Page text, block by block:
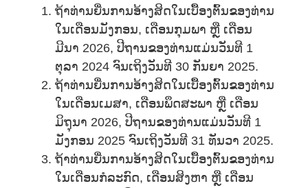
ຖ້າທ່ານຍື່ນການອ້າງສິດໃນເບື້ອງຕົ້ນຂອງທ່ານ
ໃນເດືອນມັງກອນ, ເດືອນກຸມພາ ຫຼື ເດືອນ
ມີນາ 2026, ປີຖານຂອງທ່ານແມ່ນວັນທີ 1
ຕຸລາ 2024 ຈົນເຖິງວັນທີ 30 ກັນຍາ 2025.
ຖ້າທ່ານຍື່ນການອ້າງສິດໃນເບື້ອງຕົ້ນຂອງທ່ານ
ໃນເດືອນເມສາ, ເດືອນພຶດສະພາ ຫຼື ເດືອນ
ມິຖຸນາ 2026, ປີຖານຂອງທ່ານແມ່ນວັນທີ 1
ມັງກອນ 2025 ຈົນເຖິງວັນທີ 31 ທັນວາ 2025.
ຖ້າທ່ານຍື່ນການອ້າງສິດໃນເບື້ອງຕົ້ນຂອງທ່ານ
ໃນເດືອນກໍລະກົດ, ເດືອນສິງຫາ ຫຼື ເດືອນ